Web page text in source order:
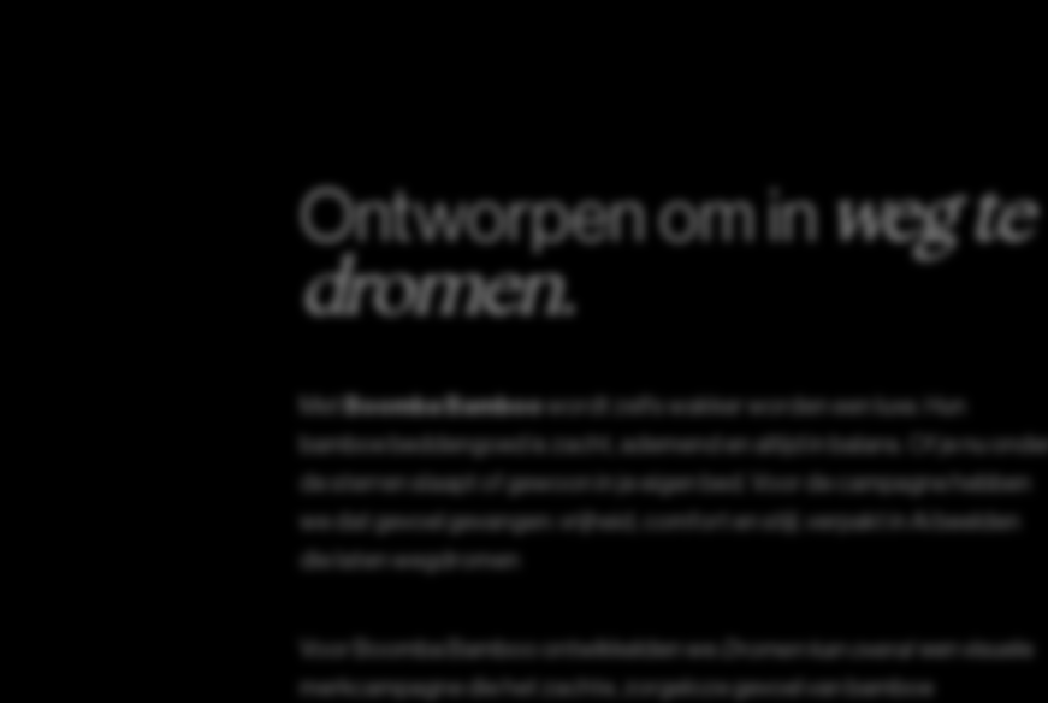
Ontworpen om in weg te
dromen.
Met Boomba Bamboowordt zelfs wakker worden een luxe. Hun
bamboe beddengoed is zacht, ademend en altijd in balans. Of je nu onder
de sterren slaapt of gewoon in je eigen bed. Voor de campagne hebben
we dat gevoel gevangen: vrijheid, comfort en stijl, verpakt in Ai beelden
die laten wegdromen
Voor Boomba Bamboo ontwikkelden we Dromen kan overal een visuele
merkcampagne die het zachte, zorgeloze gevoel van bamboe